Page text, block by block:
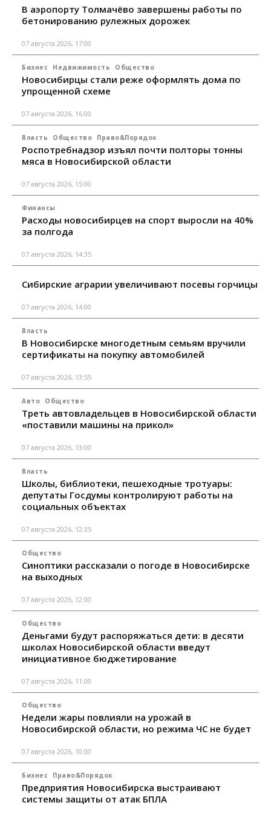
В аэропорту Толмачёво завершены работы по
бетонированию рулежных дорожек
07 августа 2026, 17:00
Бизнес Недвижимость Общество
Новосибирцы стали реже оформлять дома по
упрощенной схеме
07 августа 2026, 16:00
Власть Общество Право&Порядок
Роспотребнадзор изъял почти полторы тонны
мяса в Новосибирской области
07 августа 2026, 15:00
Финансы
Расходы новосибирцев на спорт выросли на 40%
за полгода
07 августа 2026, 14:35
Сибирские аграрии увеличивают посевы горчицы
07 августа 2026, 14:00
Власть
В Новосибирске многодетным семьям вручили
сертификаты на покупку автомобилей
07 августа 2026, 13:55
Авто Общество
Треть автовладельцев в Новосибирской области
«поставили машины на прикол»
07 августа 2026, 13:00
Власть
Школы, библиотеки, пешеходные тротуары:
депутаты Госдумы контролируют работы на
социальных объектах
07 августа 2026, 12:35
Общество
Синоптики рассказали о погоде в Новосибирске
на выходных
07 августа 2026, 12:00
Общество
Деньгами будут распоряжаться дети: в десяти
школах Новосибирской области введут
инициативное бюджетирование
07 августа 2026, 11:00
Общество
Недели жары повлияли на урожай в
Новосибирской области, но режима ЧС не будет
07 августа 2026, 10:00
Бизнес Право&Порядок
Предприятия Новосибирска выстраивают
системы защиты от атак БПЛА